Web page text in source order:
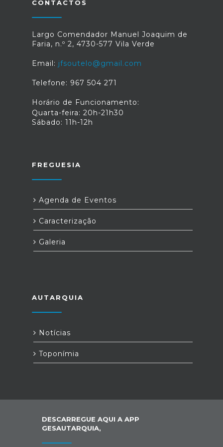
empenhados em apoiar esta iniciativa.
CONTACTOS
Largo Comendador Manuel Joaquim de
Faria, n.º 2, 4730-577 Vila Verde
Email: jfsoutelo@gmail.com
Telefone: 967 504 271
Horário de Funcionamento:
Quarta-feira: 20h-21h30
Sábado: 11h-12h
FREGUESIA
Agenda de Eventos
Caracterização
Galeria
AUTARQUIA
Notícias
Toponímia
DESCARREGUE AQUI A APP
GESAUTARQUIA,